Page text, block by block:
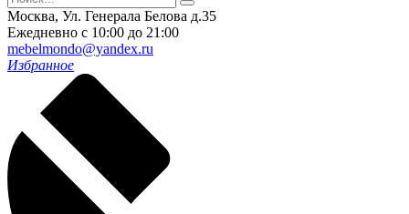
Москва, Ул. Генерала Белова д.35
Ежедневно с 10:00 до 21:00
mebelmondo@yandex.ru
Избранное